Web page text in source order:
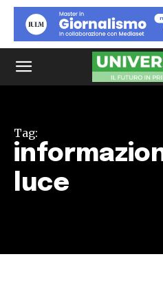
Tag:
luce